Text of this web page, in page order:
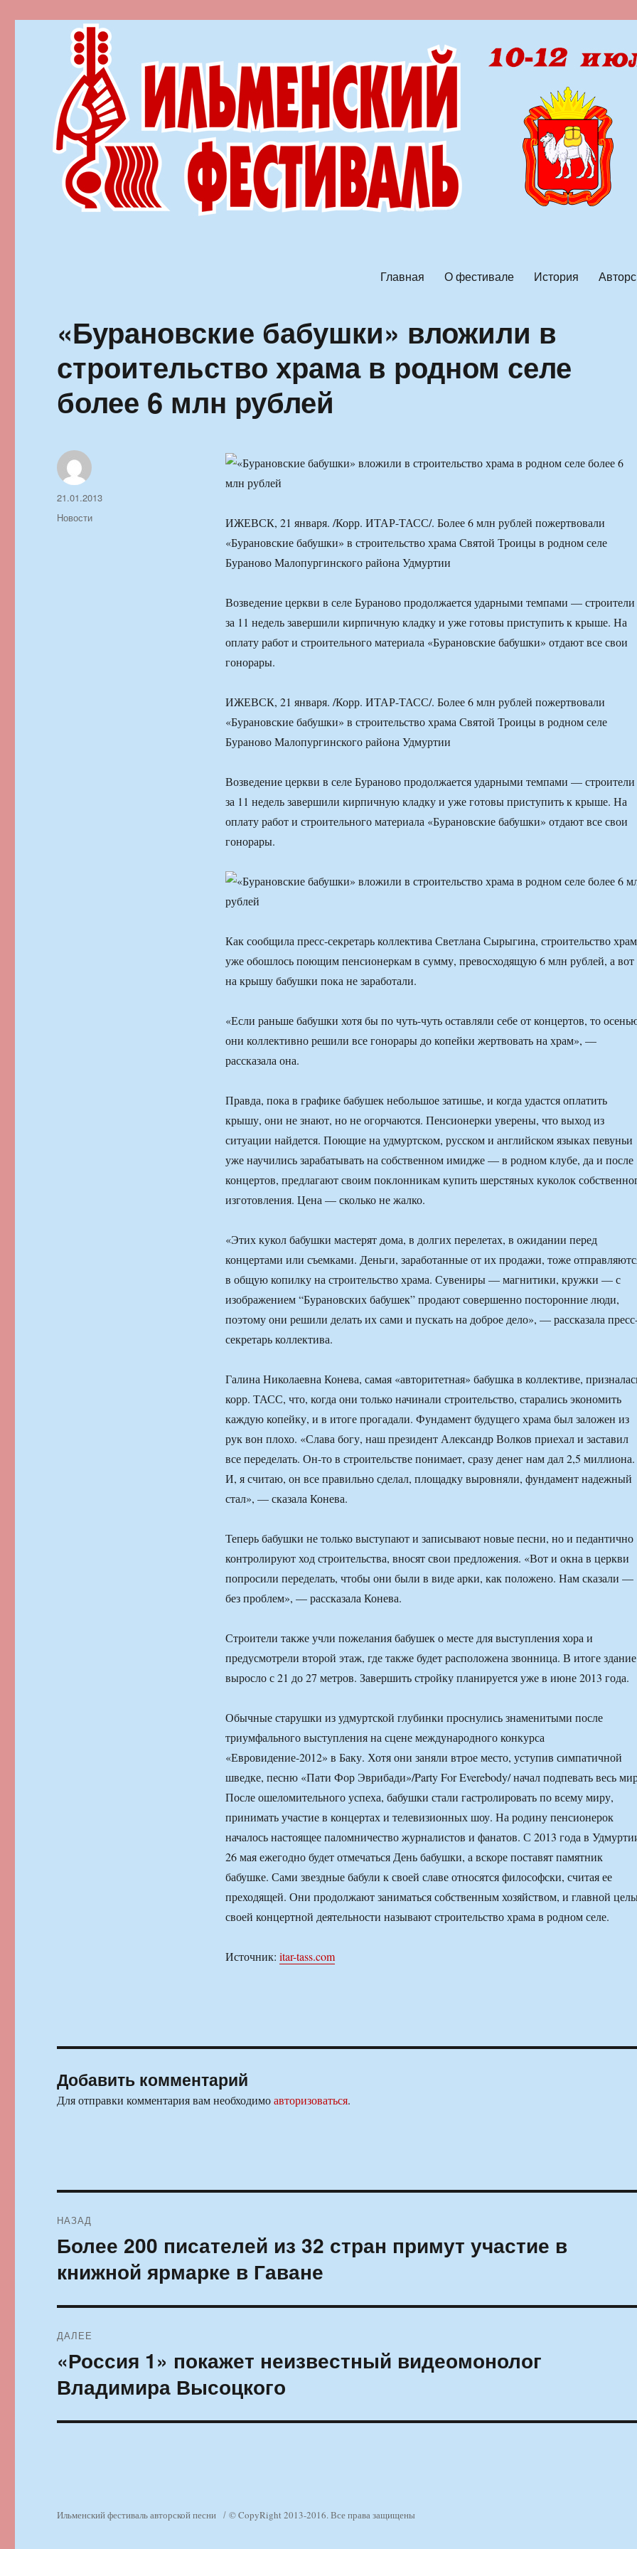
Главная О фестивале История
«Бурановские бабушки» вложили в
строительство храма в родном селе
более 6 млн рублей
ИЖЕВСК, 21 января. /Корр. ИТАР-ТАСС/. Более 6 млн рублей пожертвовали
«Бурановские бабушки» в строительство храма Святой Троицы в родном селе
Бураново Малопургинского района Удмуртии
Возведение церкви в селе Бураново продолжается ударными темпами — строители
за 11 недель завершили кирпичную кладку и уже готовы приступить к крыше. На
оплату работ и строительного материала «Бурановские бабушки» отдают все свои
гонорары.
ИЖЕВСК, 21 января. /Корр. ИТАР-ТАСС/. Более 6 млн рублей пожертвовали
«Бурановские бабушки» в строительство храма Святой Троицы в родном селе
Бураново Малопургинского района Удмуртии
Возведение церкви в селе Бураново продолжается ударными темпами — строители
за 11 недель завершили кирпичную кладку и уже готовы приступить к крыше. На
оплату работ и строительного материала «Бурановские бабушки» отдают все свои
гонорары.
Как сообщила пресс-секретарь коллектива Светлана Сырыгина, строительство
уже обошлось поющим пенсионеркам в сумму, превосходящую 6 млн рублей, а вот
на крышу бабушки пока не заработали.
«Если раньше бабушки хотя бы по чуть-чуть оставляли себе от концертов, то
они коллективно решили все гонорары до копейки жертвовать на храм», —
рассказала она.
Правда, пока в графике бабушек небольшое затишье, и когда удастся оплатить
крышу, они не знают, но не огорчаются. Пенсионерки уверены, что выход из
ситуации найдется. Поющие на удмуртском, русском и английском языках певуньи
уже научились зарабатывать на собственном имидже — в родном клубе, да и после
концертов, предлагают своим поклонникам купить шерстяных куколок
изготовления. Цена — сколько не жалко.
«Этих кукол бабушки мастерят дома, в долгих перелетах, в ожидании перед
концертами или съемками. Деньги, заработанные от их продажи, тоже
в общую копилку на строительство храма. Сувениры — магнитики, кружки — с
изображением “Бурановских бабушек” продают совершенно посторонние люди,
поэтому они решили делать их сами и пускать на доброе дело», — рассказала
секретарь коллектива.
Галина Николаевна Конева, самая «авторитетная» бабушка в коллективе,
корр. ТАСС, что, когда они только начинали строительство, старались экономить
каждую копейку, и в итоге прогадали. Фундамент будущего храма был заложен из
рук вон плохо. «Слава богу, наш президент Александр Волков приехал и заставил
все переделать. Он-то в строительстве понимает, сразу денег нам дал 2,5 миллиона.
И, я считаю, он все правильно сделал, площадку выровняли, фундамент надежный
стал», — сказала Конева.
Теперь бабушки не только выступают и записывают новые песни, но и педантично
контролируют ход строительства, вносят свои предложения. «Вот и окна в церкви
попросили переделать, чтобы они были в виде арки, как положено. Нам сказали —
без проблем», — рассказала Конева.
Строители также учли пожелания бабушек о месте для выступления хора и
предусмотрели второй этаж, где также будет расположена звонница. В итоге здание
выросло с 21 до 27 метров. Завершить стройку планируется уже в июне 2013 года.
Обычные старушки из удмуртской глубинки проснулись знаменитыми после
триумфального выступления на сцене международного конкурса
«Евровидение-2012» в Баку. Хотя они заняли втрое место, уступив симпатичной
шведке, песню «Пати Фор Эврибади»/Party For Everebody/ начал подпевать весь
После ошеломительного успеха, бабушки стали гастролировать по всему миру,
принимать участие в концертах и телевизионных шоу. На родину пенсионерок
началось настоящее паломничество журналистов и фанатов. С 2013 года в
26 мая ежегодно будет отмечаться День бабушки, а вскоре поставят памятник
бабушке. Сами звездные бабули к своей славе относятся философски, считая ее
преходящей. Они продолжают заниматься собственным хозяйством, и главной
своей концертной деятельности называют строительство храма в родном селе.
Источник: itar-tass.com
Автор
Опубликовано
21.01.2013
Рубрики
Новости
Добавить комментарий
Для отправки комментария вам необходимоавторизоваться.
по
записям
НАЗАД
Предыдущая
Более 200 писателей из 32 стран примут участие в
книжной ярмарке в Гаване
ДАЛЕЕ
Следующая
«Россия 1» покажет неизвестный видеомонолог
Владимира Высоцкого
Ильменский фестиваль авторской песни © CopyRight 2013-2016. Все права защищены